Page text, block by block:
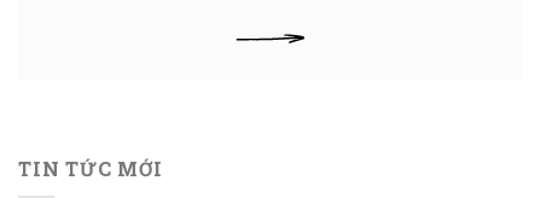
TIN TỨC MỚI